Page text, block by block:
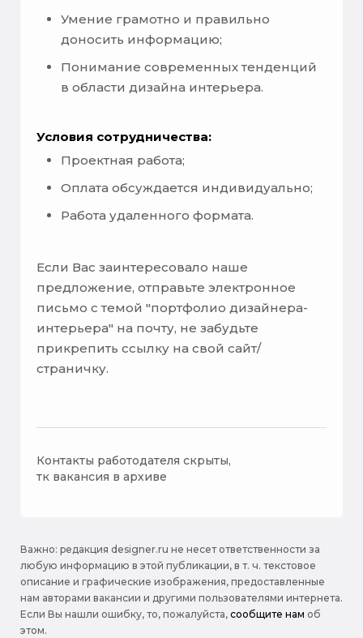
Умение грамотно и правильно
доносить информацию;
Понимание современных тенденций
в области дизайна интерьера.
Условия сотрудничества:
Проектная работа;
Оплата обсуждается индивидуально;
Работа удаленного формата.
Если Вас заинтересовало наше
предложение, отправьте электронное
письмо с темой "портфолио дизайнера-
интерьера" на почту, не забудьте
прикрепить ссылку на свой сайт/
страничку.
Контакты работодателя скрыты,
тк вакансия в архиве
Важно: pедакция designer.ru не несет ответственности за
любую информацию в этой публикации, в т. ч. текстовое
описание и графические изображения, предоставленные
нам авторами вакансии и другими пользователями интернета.
Если Вы нашли ошибку, то, пожалуйста, сообщите нам об
этом.